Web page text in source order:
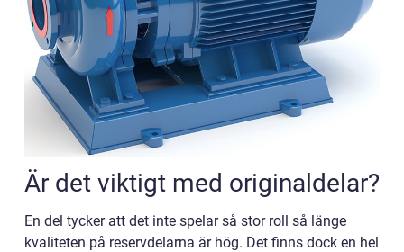
Är det viktigt med originaldelar?
En del tycker att det inte spelar så stor roll så länge
kvaliteten på reservdelarna är hög. Det finns dock en hel